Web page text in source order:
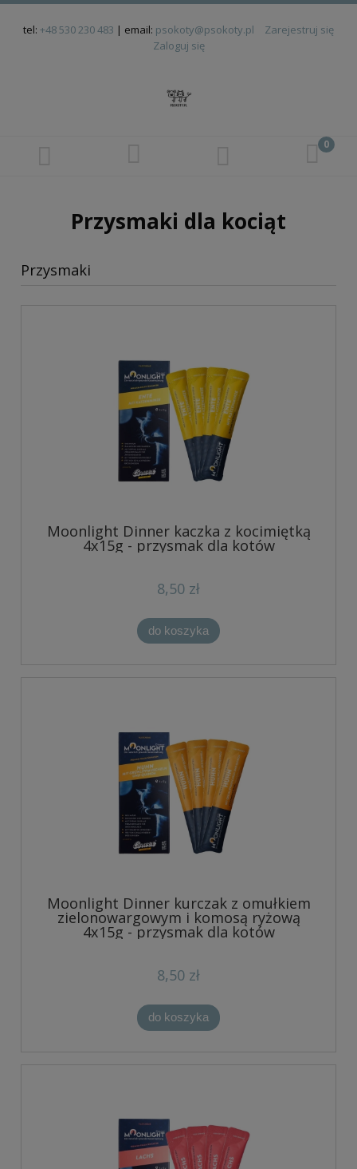
tel: +48 530 230 483 | email: psokoty@psokoty.pl
Zarejestruj się
Zaloguj się
Przysmaki dla kociąt
Przysmaki
Moonlight Dinner kaczka z kocimiętką
4x15g - przysmak dla kotów
8,50 zł
do koszyka
Moonlight Dinner kurczak z omułkiem
zielonowargowym i komosą ryżową
4x15g - przysmak dla kotów
8,50 zł
do koszyka